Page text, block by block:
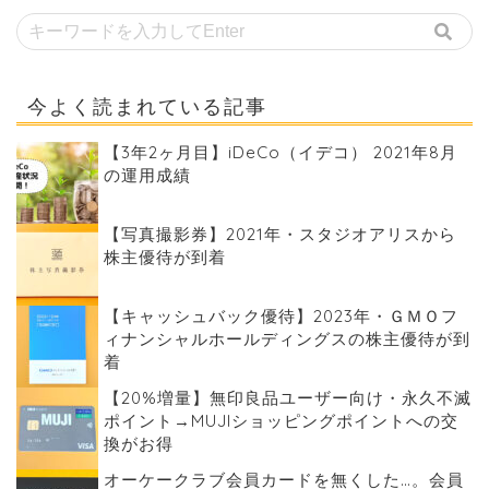
今よく読まれている記事
【3年2ヶ月目】iDeCo（イデコ） 2021年8月
の運用成績
【写真撮影券】2021年・スタジオアリスから
株主優待が到着
【キャッシュバック優待】2023年・ＧＭＯフ
ィナンシャルホールディングスの株主優待が到
着
【20%増量】無印良品ユーザー向け・永久不滅
ポイント→MUJIショッピングポイントへの交
換がお得
オーケークラブ会員カードを無くした…。会員